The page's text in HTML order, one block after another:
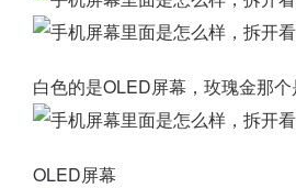
白色的是OLED屏幕，玫瑰金那
OLED屏幕